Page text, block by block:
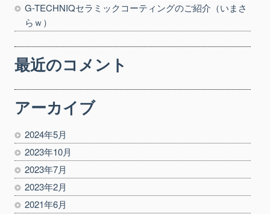
G-TECHNIQセラミックコーティングのご紹介（いまさ
らｗ）
最近のコメント
アーカイブ
2024年5月
2023年10月
2023年7月
2023年2月
2021年6月